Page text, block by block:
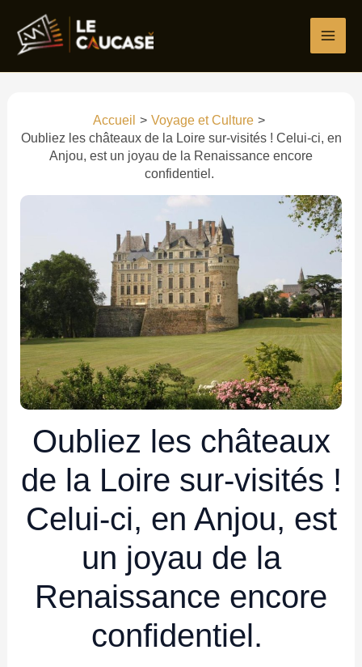
contenu
Accueil
Voyage et Culture
Oubliez les châteaux de la Loire sur-visités ! Celui-ci, en
Anjou, est un joyau de la Renaissance encore
confidentiel.
Oubliez les châteaux
de la Loire sur-visités !
Celui-ci, en Anjou, est
un joyau de la
Renaissance encore
confidentiel.
ici…
mail*